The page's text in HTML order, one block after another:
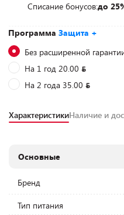
Программа Защита +
Без расширенной
На 1 год 20.00
На 2 года 35.00
Списание бонусов:до
ХарактеристикиНаличие и
Основные
Бренд
Тип питания